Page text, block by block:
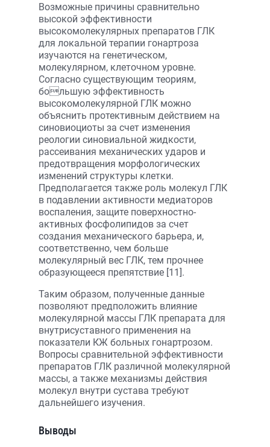
Возможные причины сравнительно
высокой эффективности
высокомолекулярных препаратов ГЛК
для локальной терапии гонартроза
изучаются на генетическом,
молекулярном, клеточном уровне.
Согласно существующим теориям,
большую эффективность
высокомолекулярной ГЛК можно
объяснить протективным действием на
синовиоциоты за счет изменения
реологии синовиальной жидкости,
рассеивания механических ударов и
предотвращения морфологических
изменений структуры клетки.
Предполагается также роль молекул ГЛК
в подавлении активности медиаторов
воспаления, защите поверхностно-
активных фосфолипидов за счет
создания механического барьера, и,
соответственно, чем больше
молекулярный вес ГЛК, тем прочнее
образующееся препятствие [11].
Таким образом, полученные данные
позволяют предположить влияние
молекулярной массы ГЛК препарата для
внутрисуставного применения на
показатели КЖ больных гонартрозом.
Вопросы сравнительной эффективности
препаратов ГЛК различной молекулярной
массы, а также механизмы действия
молекул внутри сустава требуют
дальнейшего изучения.
Выводы